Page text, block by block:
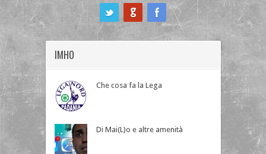
IMHO
Che cosa fa la Lega
Di Mai(L)o e altre amenità